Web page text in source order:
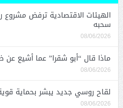
الهيئات الاقتصادية ترفض مشروع
سحبه
08/06/2026
ماذا قال “أبو شقرا” عما أشيع عن
08/06/2026
لقاح روسي جديد يبشر بحماية قوية
08/06/2026